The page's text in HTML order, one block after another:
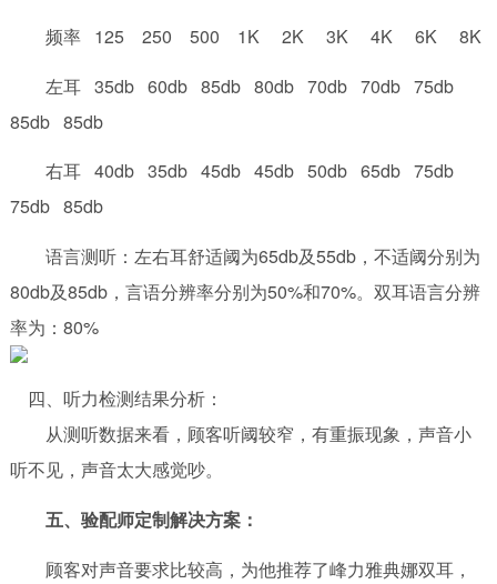
频率 125 250 500 1K 2K 3K 4K 6K 8K
左耳 35db 60db 85db 80db 70db 70db 75db
85db 85db
右耳 40db 35db 45db 45db 50db 65db 75db
75db 85db
语言测听：左右耳舒适阈为65db及55db，不适阈分别为
80db及85db，言语分辨率分别为50%和70%。双耳语言分辨
率为：80%
四、听力检测结果分析：
从测听数据来看，顾客听阈较窄，有重振现象，声音小
听不见，声音太大感觉吵。
五、验配师定制解决方案：
顾客对声音要求比较高，为他推荐了峰力雅典娜双耳，